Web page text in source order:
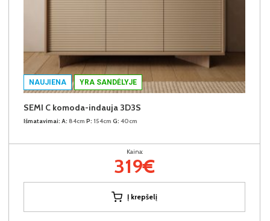
NAUJIENA YRA SANDĖLYJE
SEMI C komoda-indauja 3D3S
Išmatavimai: A: 84cm P: 154cm G: 40cm
Kaina:
319€
Į krepšelį